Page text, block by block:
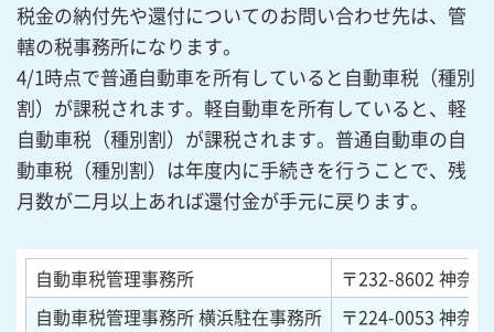
税金の納付先や還付についてのお問い合わせ先は、管
轄の税事務所になります。
4/1時点で普通自動車を所有していると自動車税（種別
割）が課税されます。軽自動車を所有していると、軽
自動車税（種別割）が課税されます。普通自動車の自
動車税（種別割）は年度内に手続きを行うことで、残
月数が二月以上あれば還付金が手元に戻ります。
自動車税管理事務所 〒232-8602 神奈
自動車税管理事務所 横浜駐在事務所
〒224-0053 神奈